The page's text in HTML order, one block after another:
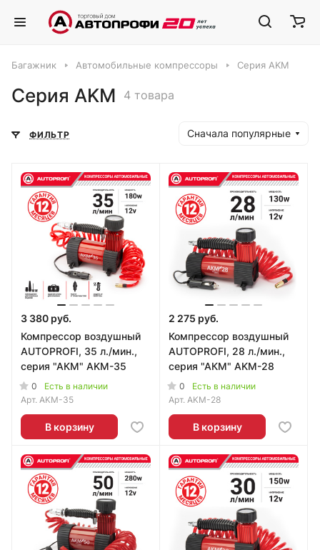
Багажник Автомобильные компрессоры Серия AKМ
Серия AKМ 4 товара
ФИЛЬТР Сначала популярные
3 380 руб.
Компрессор воздушный
AUTOPROFI, 35 л./мин.,
серия "АКМ" AKM-35
0
Есть в наличии
Арт. AKM-35
В корзину
2 275 руб.
Компрессор воздушный
AUTOPROFI, 28 л./мин.,
серия "АКМ" AKM-28
0
Есть в наличии
Арт. AKM-28
В корзину